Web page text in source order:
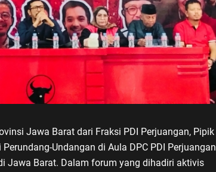
Jawa Barat dari Fraksi PDI Perjuangan, Pipik
Undangan di Aula DPC PDI Perjuangan
Jawa Barat. Dalam forum yang dihadiri aktivis